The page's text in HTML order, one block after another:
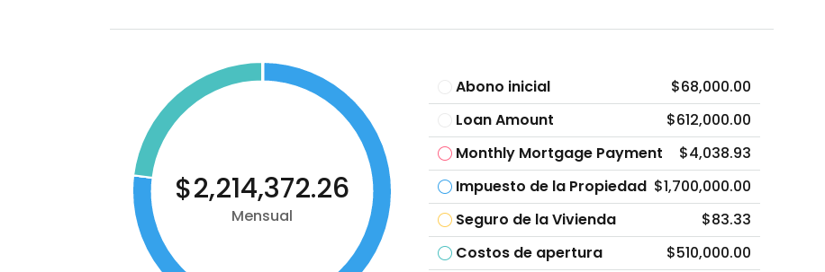
$2,214,372.26
Mensual
Abono inicial
$68,000.00
Loan Amount
$612,000.00
Monthly Mortgage Payment
$4,038.93
Impuesto de la Propiedad $1,700,000.00
Seguro de la Vivienda
$83.33
Costos de apertura
$510,000.00